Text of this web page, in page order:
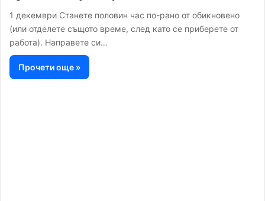
1 декември Станете половин час по-рано от обикновено
(или отделете същото време, след като се приберете от
работа). Направете си…
Прочети още »